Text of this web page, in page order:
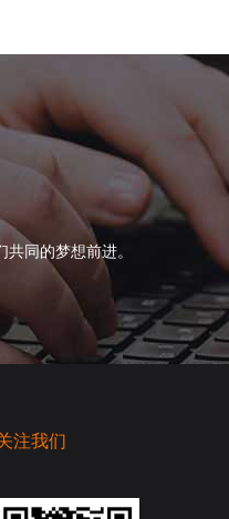
同的梦想前进。
注我们